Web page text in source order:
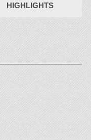
HIGHLIGHTS